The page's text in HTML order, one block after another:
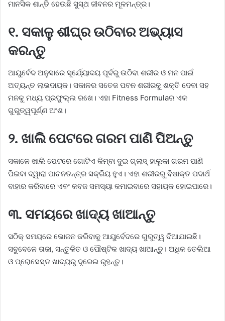
ମାନସିକ ଶାନ୍ତି ହେଉଛି ସୁସ୍ଥ ଜୀବନର ମୂଳମନ୍ତ୍ର।
୧. ସକାଳୁ ଶୀଘ୍ର ଉଠିବାର ଅଭ୍ୟାସ
କରନ୍ତୁ
ଆୟୁର୍ବେଦ ଅନୁସାରେ ସୂର୍ଯ୍ୟୋଦୟ ପୂର୍ବରୁ ଉଠିବା ଶରୀର ଓ ମନ ପାଇଁ
ଅତ୍ୟନ୍ତ ଲାଭଦାୟକ। ସକାଳର ସତେଜ ପବନ ଶରୀରକୁ ଶକ୍ତି ଦେବା ସହ
ମନକୁ ମଧ୍ୟ ପ୍ରଫୁଲ୍ଲ ରଖେ। ଏହା Fitness Formulaର ଏକ
ଗୁରୁତ୍ୱପୂର୍ଣ୍ଣ ଅଂଶ।
୨. ଖାଲି ପେଟରେ ଗରମ ପାଣି ପିଅନ୍ତୁ
ସକାଳେ ଖାଲି ପେଟରେ ଗୋଟିଏ କିମ୍ବା ଦୁଇ ଗ୍ଲାସ୍ ହାଲୁକା ଗରମ ପାଣି
ପିଇବା ଦ୍ୱାରା ପାଚନତନ୍ତ୍ର ସକ୍ରିୟ ହୁଏ। ଏହା ଶରୀରରୁ ବିଷାକ୍ତ ପଦାର୍ଥ
ବାହାର କରିବାରେ ଏବଂ କବଜ ସମସ୍ୟା କମାଇବାରେ ସହାୟକ ହୋଇପାରେ।
୩. ସମୟରେ ଖାଦ୍ୟ ଖାଆନ୍ତୁ
ସଠିକ୍ ସମୟରେ ଭୋଜନ କରିବାକୁ ଆୟୁର୍ବେଦରେ ଗୁରୁତ୍ୱ ଦିଆଯାଇଛି।
ସବୁବେଳେ ତାଜା, ସନ୍ତୁଳିତ ଓ ପୌଷ୍ଟିକ ଖାଦ୍ୟ ଖାଆନ୍ତୁ। ଅଧିକ ତେଲିଆ
ଓ ପ୍ରୋସେସ୍ଡ ଖାଦ୍ୟରୁ ଦୂରେଇ ରୁହନ୍ତୁ।